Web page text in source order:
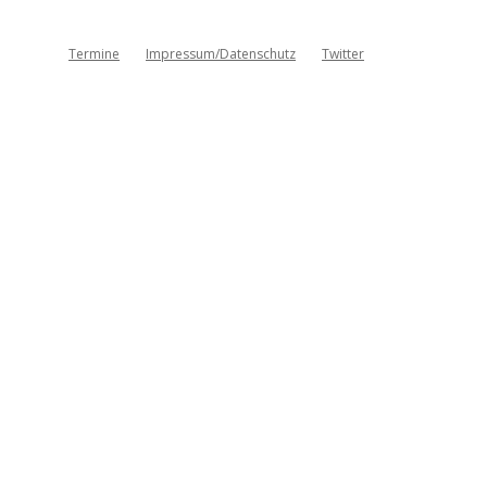
Termine Impressum/Datenschutz Twitter